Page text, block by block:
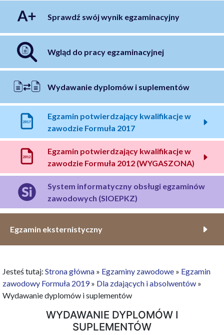
Sprawdź swój wynik egzaminacyjny
Wgląd do pracy egzaminacyjnej
Wydawanie dyplomów i suplementów
Egzamin potwierdzający kwalifikacje w
zawodzie Formuła 2017
Egzamin potwierdzający kwalifikacje w
zawodzie Formuła 2012 (WYGASZONA)
System informatyczny obsługi egzaminów
zawodowych (SIOEPKZ)
Egzamin eksternistyczny
Jesteś tutaj: Strona główna » Egzaminy zawodowe » Egzamin
zawodowy Formuła 2019» Dla zdających i absolwentów »
Wydawanie dyplomów i suplementów
WYDAWANIE DYPLOMÓW I
SUPLEMENTÓW